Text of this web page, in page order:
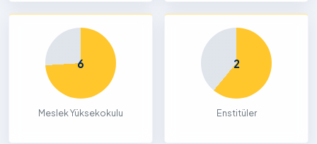
6
Meslek Yüksekokulu
2
Enstitüler